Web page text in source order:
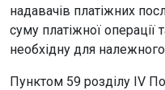
надавачів платіжних
суму платіжної операції
необхідну для
Пунктом 59 розділу IV